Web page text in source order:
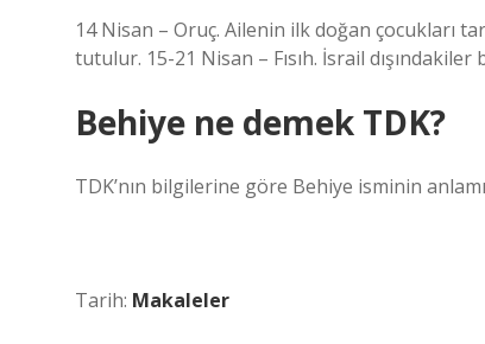
14 Nisan – Oruç. Ailenin ilk doğan çocukları
tutulur. 15-21 Nisan – Fısıh. İsrail
Behiye ne demek TDK?
TDK’nın bilgilerine göre Behiye isminin
Tarih: Makaleler